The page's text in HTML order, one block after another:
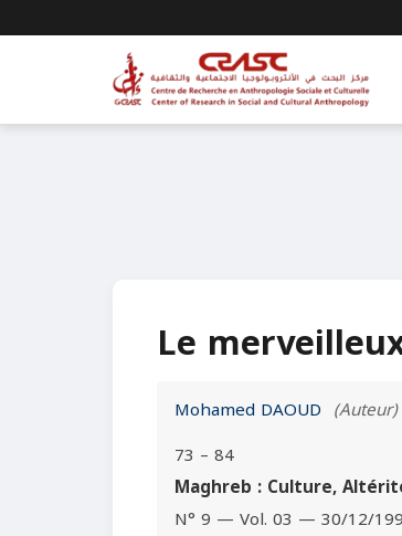
Le
Mohamed DAOUD (Auteur)
73 – 84
Maghreb : Culture,
N° 9 — Vol. 03 — 30/12/